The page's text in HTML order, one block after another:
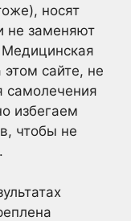
носят
не заменяют
Медицинская
сайте, не
самолечения
избегаем
чтобы не